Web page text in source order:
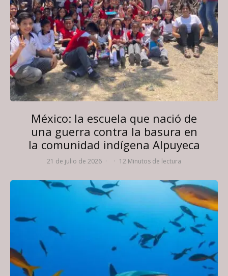
México: la escuela que nació de
una guerra contra la basura en
la comunidad indígena Alpuyeca
21 de julio de 2026 · · 12 Minutos de lectura